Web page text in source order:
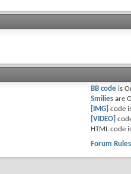
BB code is
Smilies are
[IMG] code
[VIDEO]
HTML code
Forum Rules